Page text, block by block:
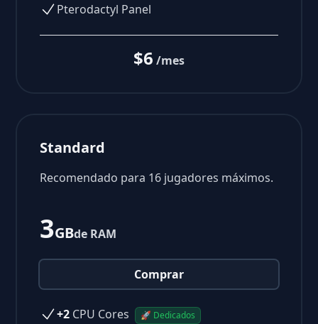
Pterodactyl Panel
$6 /mes
Standard
Recomendado para 16 jugadores máximos.
3GBde RAM
Comprar
+2 CPU Cores 🚀 Dedicados